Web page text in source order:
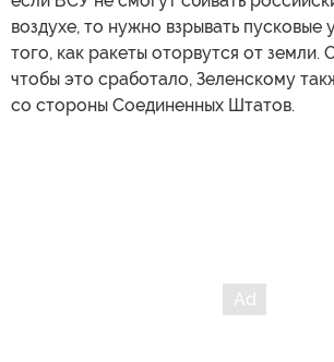
воздухе, то нужно взрывать пусковые
того, как ракеты оторвутся от земли.
чтобы это сработало, Зеленскому
со стороны Соединенных Штатов.